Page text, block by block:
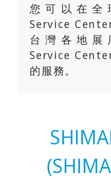
您可以在全
Service
台灣各地展
Service
的服務。